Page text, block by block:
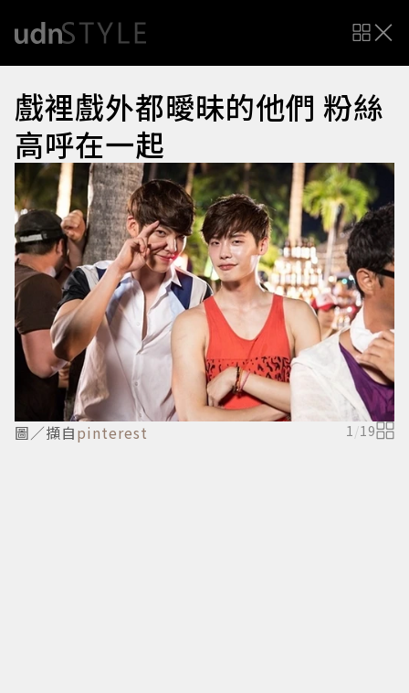
戲裡戲外都曖昧的他們 粉絲
高呼在一起
圖／擷自pinterest 1/19